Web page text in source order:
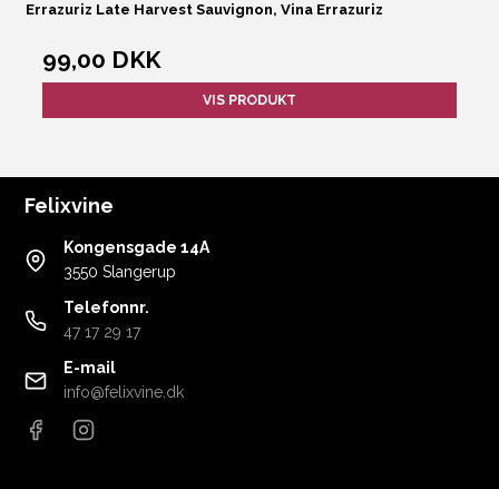
Errazuriz Late Harvest Sauvignon, Vina Errazuriz
99,00 DKK
VIS PRODUKT
Felixvine
Kongensgade 14A
3550 Slangerup
Telefonnr.
47 17 29 17
E-mail
info@felixvine.dk